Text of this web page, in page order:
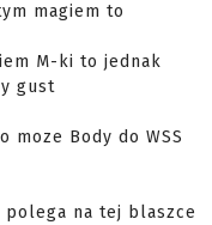
magiem to
M-ki to jednak
gust
moze Body do WSS
na tej blaszce